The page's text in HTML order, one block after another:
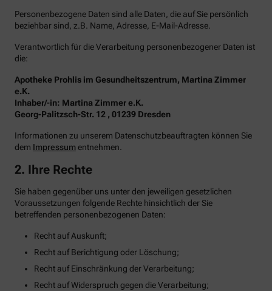
Personenbezogene Daten sind alle Daten, die auf Sie persönlich
beziehbar sind, z.B. Name, Adresse, E-Mail-Adresse.
Verantwortlich für die Verarbeitung personenbezogener Daten ist
die:
Apotheke Prohlis im Gesundheitszentrum, Martina Zimmer
e.K.
Inhaber/-in: Martina Zimmer e.K.
Georg-Palitzsch-Str. 12 , 01239 Dresden
Informationen zu unserem Datenschutzbeauftragten können Sie
dem Impressum entnehmen.
2. Ihre Rechte
Sie haben gegenüber uns unter den jeweiligen gesetzlichen
Voraussetzungen folgende Rechte hinsichtlich der Sie
betreffenden personenbezogenen Daten:
Recht auf Auskunft;
Recht auf Berichtigung oder Löschung;
Recht auf Einschränkung der Verarbeitung;
Recht auf Widerspruch gegen die Verarbeitung;